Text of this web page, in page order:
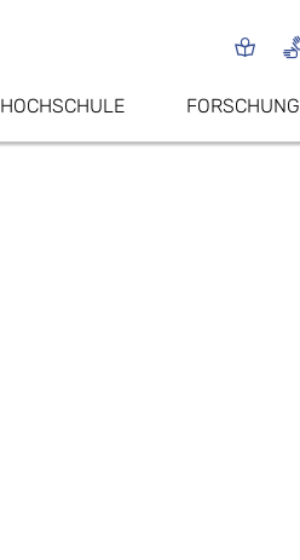
HOCHSCHULE FORSCHUNG